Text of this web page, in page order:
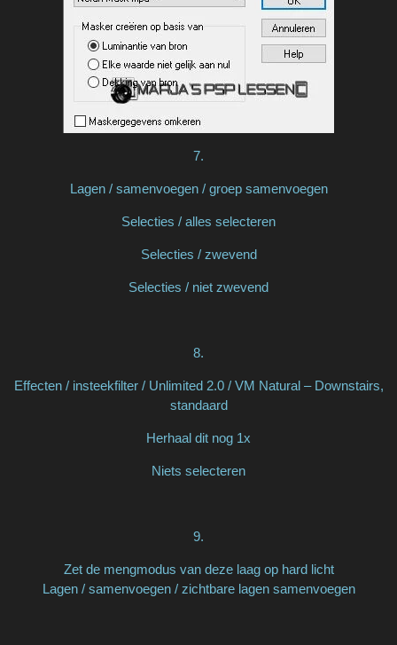
7.
Lagen / samenvoegen / groep samenvoegen
Selecties / alles selecteren
Selecties / zwevend
Selecties / niet zwevend
8.
Effecten / insteekfilter / Unlimited 2.0 / VM Natural – Downstairs,
standaard
Herhaal dit nog 1x
Niets selecteren
9.
Zet de mengmodus van deze laag op hard licht
Lagen / samenvoegen / zichtbare lagen samenvoegen